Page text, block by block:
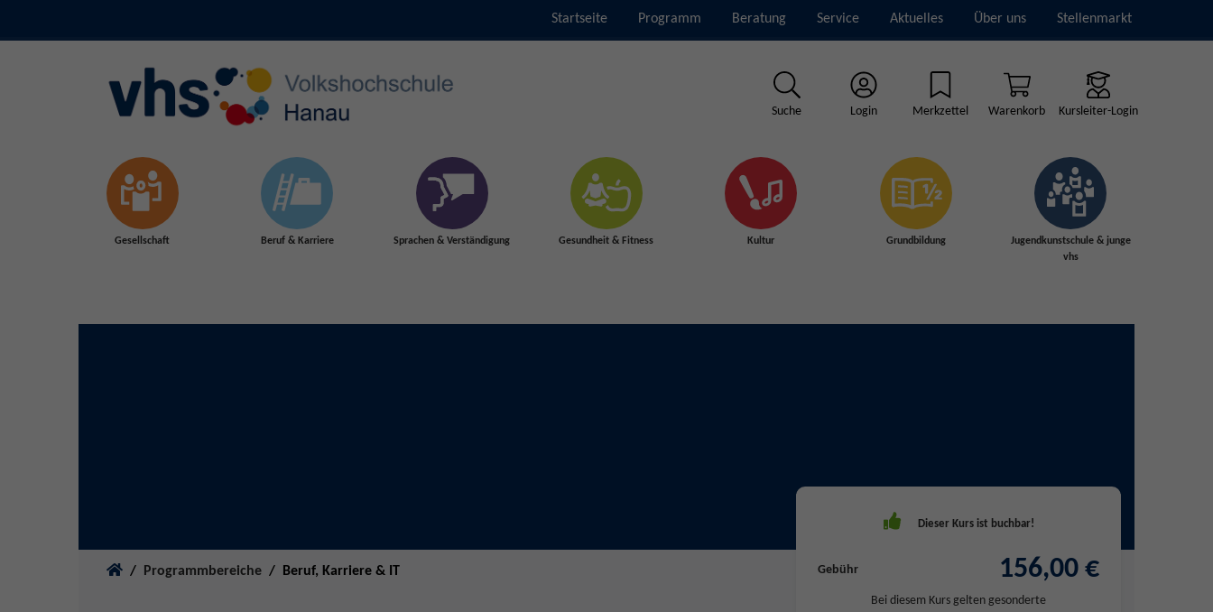
Startseite Programm Beratung Service Aktuelles Über uns Stellenmarkt
Suche Login Merkzettel Warenkorb Kursleiter-Login
Gesellschaft Beruf & Karriere Sprachen & Verständigung Gesundheit & Fitness Kultur Grundbildung
Jugendkunstschule & junge
vhs
Programmbereiche
Beruf, Karriere & IT Gebühr 156,00 €
Bei diesem Kurs gelten gesonderte